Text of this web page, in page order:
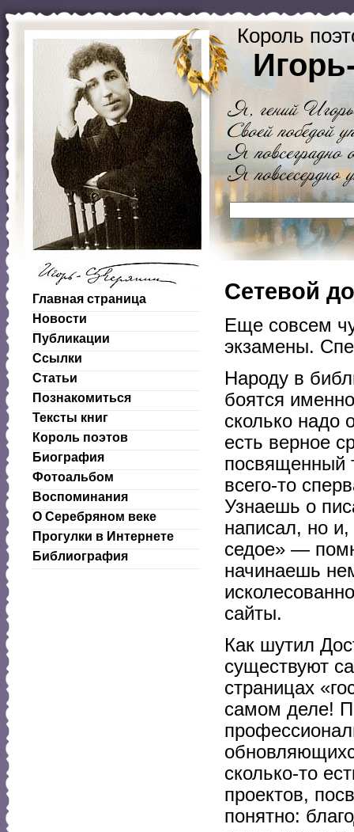
Король
Главная страница
Новости
Публикации
Ссылки
Статьи
Познакомиться
Тексты книг
Король поэтов
Биография
Фотоальбом
Воспоминания
О Серебряном веке
Прогулки в Интернете
Библиография
Сетевой
Еще совсем
экзамены.
Народу в
боятся
сколько надо
есть верное
посвященный
всего-то
Узнаешь о
написал, но и,
седое» —
начинаешь
сайты.
Как шутил
существуют
страницах
самом деле!
сколько-то
проектов,
понятно: